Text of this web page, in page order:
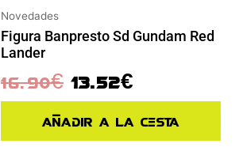
Novedades
Figura Banpresto Sd Gundam Red
Lander
16.90€ 13.52€
Añadir a la cesta